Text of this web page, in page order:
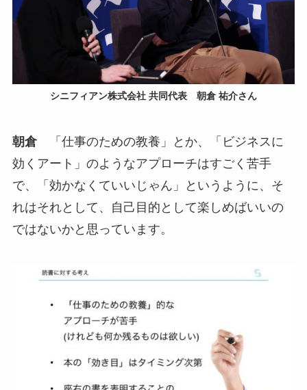
シニフィアン株式会社 共同代表 朝倉 祐介さん
朝倉「仕事のための教養」とか、「ビジネスに
効くアート」のようなアプローチはすごく苦手
で、「効かなくていいじゃん」というように、そ
れはそれとして、自己目的として楽しめばいいの
ではないかと思っています。